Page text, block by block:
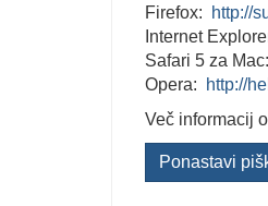
Firefox:
http://
Internet
Safari 5 za Mac:
Opera:
http://
Več informacij
Ponastavi